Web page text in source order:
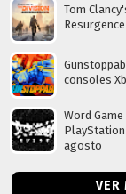
Tom
consoles
Word
PlayStation
agosto
VER